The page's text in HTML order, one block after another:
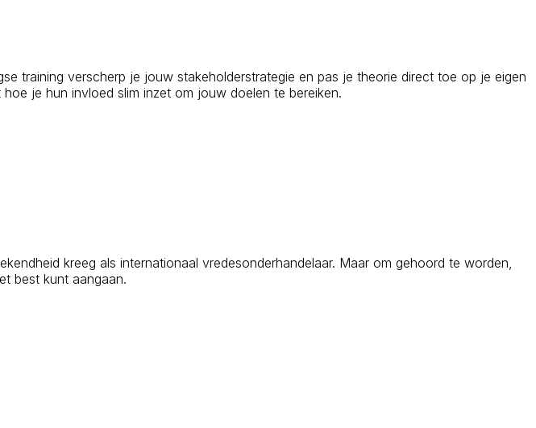
training verscherp je jouw stakeholderstrategie en pas je theorie direct toe op je eigen
je hun invloed slim inzet om jouw doelen te bereiken.
kreeg als internationaal vredesonderhandelaar. Maar om gehoord te worden,
best kunt aangaan.